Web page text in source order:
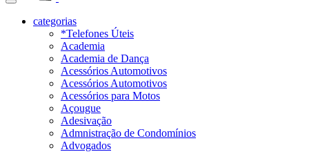
Toggle
navigationcategorias
*Telefones Úteis
Academia
Academia de Dança
Acessórios Automotivos
Acessórios Automotivos
Acessórios para Motos
Açougue
Adesivação
Admnistração de Condomínios
Advogados